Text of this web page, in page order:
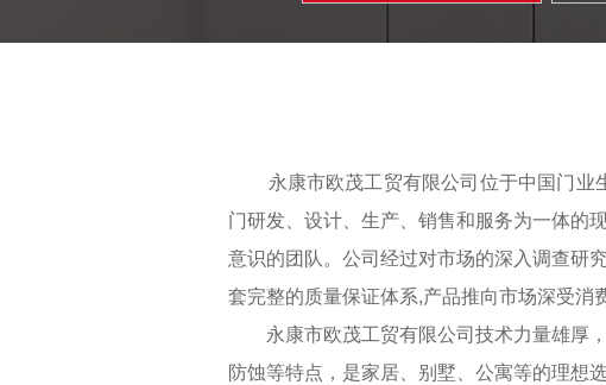
永康市欧茂工贸有限公司位于中国门业生
门研发、设计、生产、销售和服务为一体的
意识的团队。公司经过对市场的深入调查研
套完整的质量保证体系,产品推向市场深受消
永康市欧茂工贸有限公司技术力量雄厚，
防蚀等特点，是家居、别墅、公寓等的理想选